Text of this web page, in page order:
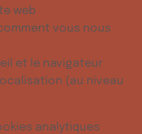
web
vous nous
et le navigateur
(au niveau
analytiques